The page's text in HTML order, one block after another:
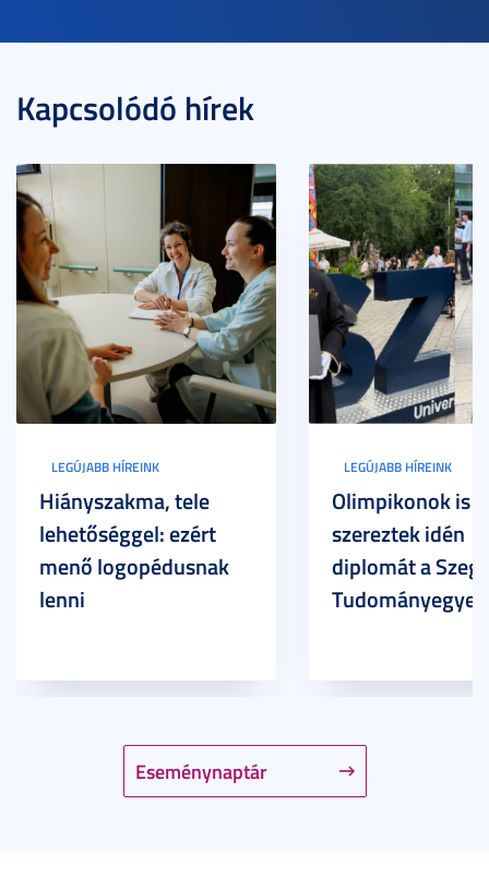
Kapcsolódó hírek
Eseménynaptár
LEGÚJABB HÍREINK
Hiányszakma, tele
lehetőséggel: ezért
menő logopédusnak
lenni
LEGÚJABB HÍREINK
Olimpikonok is
szereztek idén
diplomát a